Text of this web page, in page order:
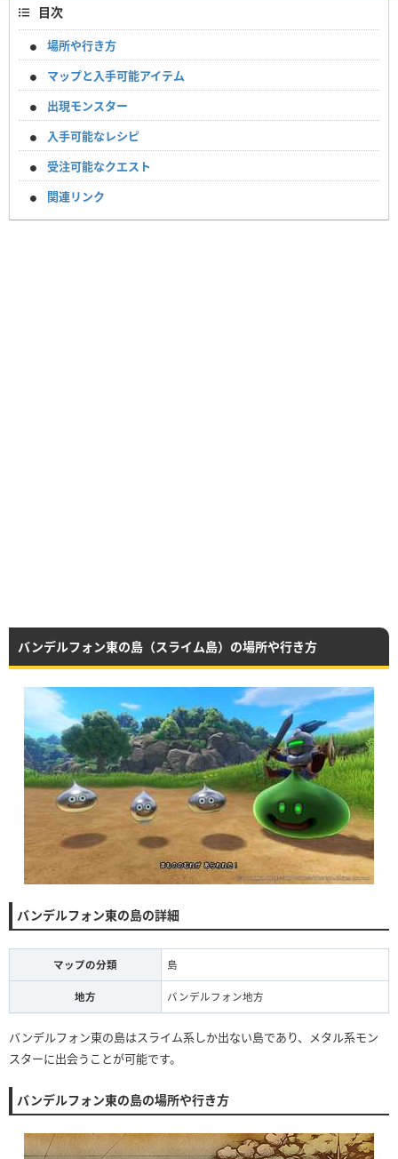
目次
場所や行き方
マップと入手可能アイテム
出現モンスター
入手可能なレシピ
受注可能なクエスト
関連リンク
バンデルフォン東の島（スライム島）の場所や行き方
バンデルフォン東の島の詳細
マップの分類 島
地方 バンデルフォン地方
バンデルフォン東の島はスライム系しか出ない島であり、メタル系モン
スターに出会うことが可能です。
バンデルフォン東の島の場所や行き方